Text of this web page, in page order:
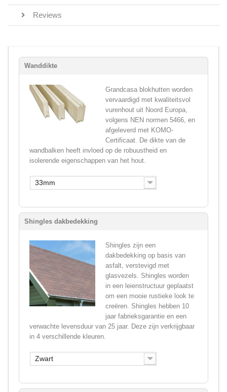
Reviews
Wanddikte
Grandcasa blokhutten worden
vervaardigd met kwaliteitsvol
vurenhout uit Noord Europa,
volgens NEN normen 5466, en
afgeleverd met KOMO-
Certificaat. De dikte van de
wandbalken heeft invloed op de robuustheid en
isolerende eigenschappen van het hout.
33mm
Shingles dakbedekking
Shingles zijn een
dakbedekking op basis van
asfalt, verstevigd met
glasvezels. Shingles worden
in een leienstructuur geplaatst
om een mooie rustieke look te
creëren. Shingles hebben 10
jaar fabrieksgarantie en een
verwachte levensduur van 25 jaar. Deze zijn verkrijgbaar
in 4 verschillende kleuren.
Zwart